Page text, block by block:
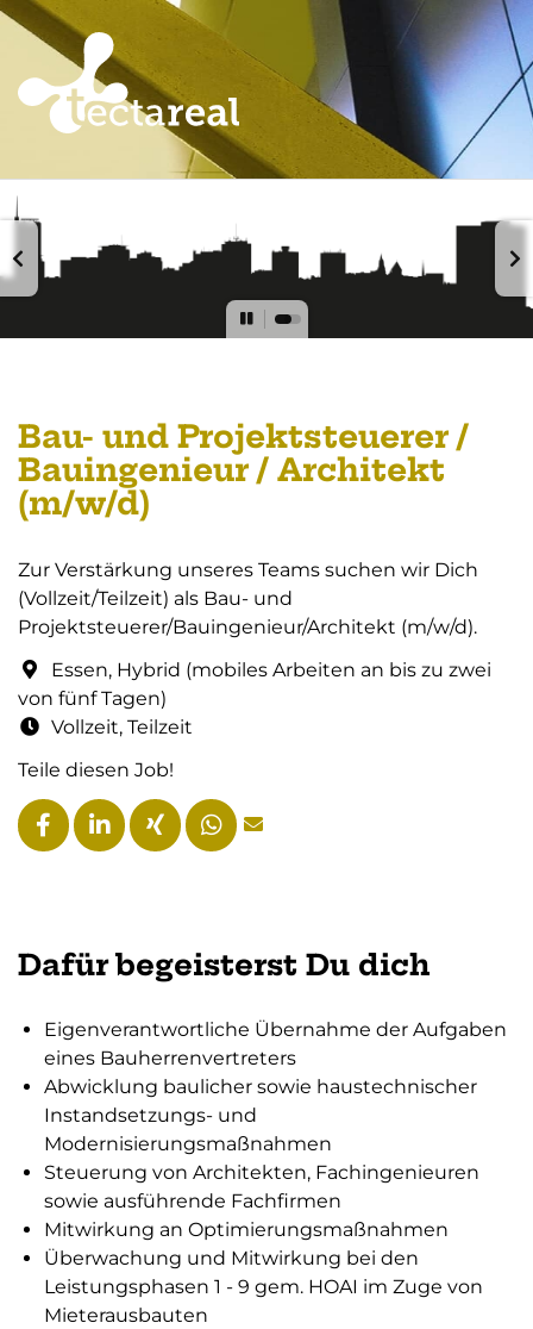
Bau- und Projektsteuerer /
Bauingenieur / Architekt
(m/w/d)
Zur Verstärkung unseres Teams suchen wir Dich
(Vollzeit/Teilzeit) als Bau- und
Projektsteuerer/Bauingenieur/Architekt (m/w/d).
Essen, Hybrid (mobiles Arbeiten an bis zu zwei
von fünf Tagen)
Vollzeit, Teilzeit
Teile diesen Job!
Dafür begeisterst Du dich
Eigenverantwortliche Übernahme der Aufgaben
eines Bauherrenvertreters
Abwicklung baulicher sowie haustechnischer
Instandsetzungs- und
Modernisierungsmaßnahmen
Steuerung von Architekten, Fachingenieuren
sowie ausführende Fachfirmen
Mitwirkung an Optimierungsmaßnahmen
Überwachung und Mitwirkung bei den
Leistungsphasen 1 - 9 gem. HOAI im Zuge von
Mieterausbauten